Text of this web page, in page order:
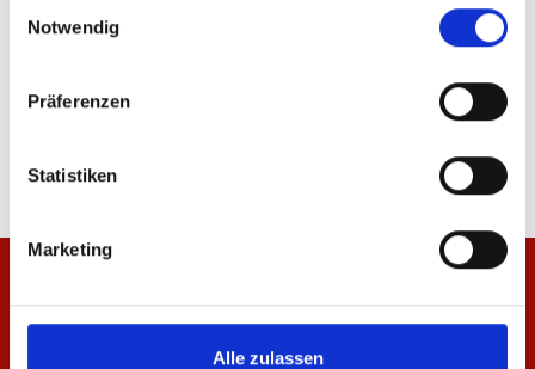
Notwendig
Präferenzen
Statistiken
Marketing
Alle zulassen
Hoodie Wardrobe
79,95 €